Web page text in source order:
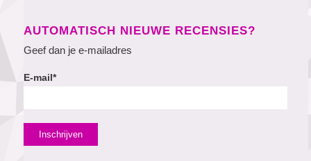
AUTOMATISCH NIEUWE RECENSIES?
Geef dan je e-mailadres
E-mail*